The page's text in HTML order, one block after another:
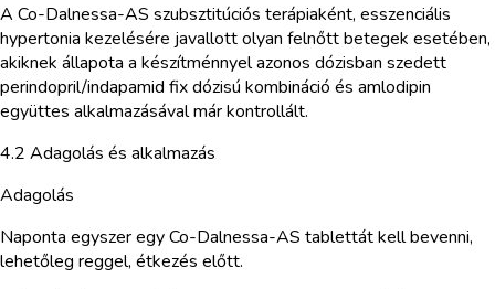
A Co-Dalnessa-AS szubsztitúciós terápiaként, esszenciális
hypertonia kezelésére javallott olyan felnőtt betegek esetében,
akiknek állapota a készítménnyel azonos dózisban szedett
perindopril/indapamid fix dózisú kombináció és amlodipin
együttes alkalmazásával már kontrollált.
4.2 Adagolás és alkalmazás
Adagolás
Naponta egyszer egy Co-Dalnessa-AS tablettát kell bevenni,
lehetőleg reggel, étkezés előtt.